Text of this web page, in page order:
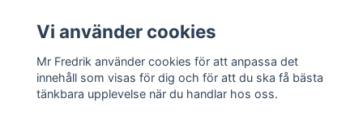
Sociala medier
Vi använder cookies
Mr Fredrik använder cookies för att anpassa det
innehåll som visas för dig och för att du ska få bästa
tänkbara upplevelse när du handlar hos oss.